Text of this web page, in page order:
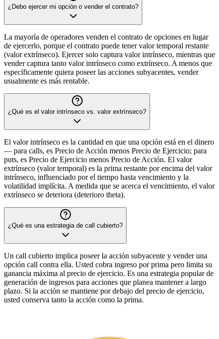
¿Debo ejercer mi opción o vender el contrato?
La mayoría de operadores venden el contrato de opciones en lugar
de ejercerlo, porque el contrato puede tener valor temporal restante
(valor extrínseco). Ejercer solo captura valor intrínseco, mientras que
vender captura tanto valor intrínseco como extrínseco. A menos que
específicamente quiera poseer las acciones subyacentes, vender
usualmente es más rentable.
¿Qué es el valor intrínseco vs. valor extrínseco?
El valor intrínseco es la cantidad en que una opción está en el dinero
— para calls, es Precio de Acción menos Precio de Ejercicio; para
puts, es Precio de Ejercicio menos Precio de Acción. El valor
extrínseco (valor temporal) es la prima restante por encima del valor
intrínseco, influenciado por el tiempo hasta vencimiento y la
volatilidad implícita. A medida que se acerca el vencimiento, el valor
extrínseco se deteriora (deterioro theta).
¿Qué es una estrategia de call cubierto?
Un call cubierto implica poseer la acción subyacente y vender una
opción call contra ella. Usted cobra ingreso por prima pero limita su
ganancia máxima al precio de ejercicio. Es una estrategia popular de
generación de ingresos para acciones que planea mantener a largo
plazo. Si la acción se mantiene por debajo del precio de ejercicio,
usted conserva tanto la acción como la prima.